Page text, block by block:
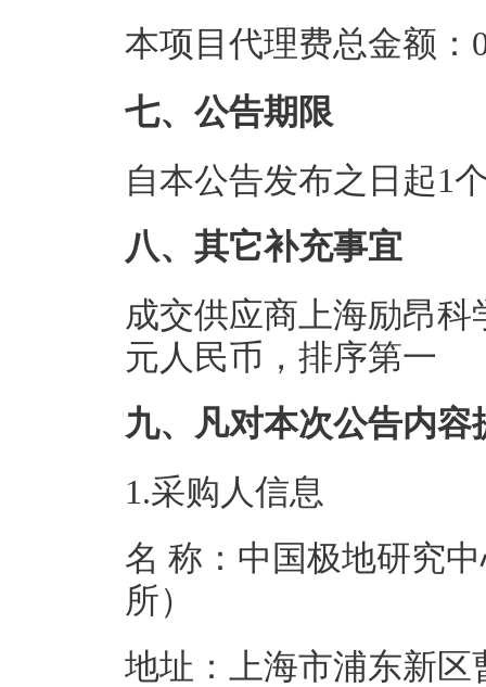
本项目代理费总金额：
七、公告期限
自本公告发布之日起1
八、其它补充事宜
成交供应商上海励昂科
元人民币，排序第一
九、凡对本次公告内
1.采购人信息
名 称：中国极地研究
所）
地址：上海市浦东新区